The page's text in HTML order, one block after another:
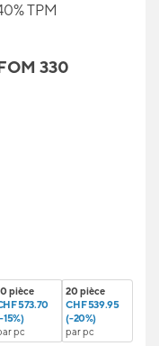
TPM
330
pièce
573.70
15%)
pc
20 pièce
CHF 539.95
(-20%)
par pc